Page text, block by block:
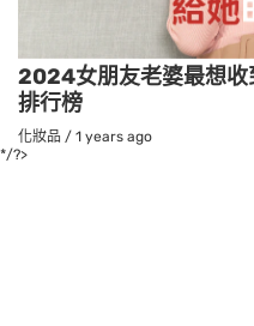
2024女朋友老婆最想收
排行榜
化妝品 / 1 years ago
*/?>